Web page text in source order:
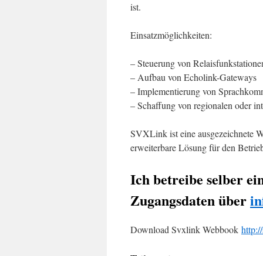
ist.
Einsatzmöglichkeiten:
– Steuerung von
– Aufbau von Echolink-Gateways
– Implementierung von
– Schaffung von regionalen oder
SVXLink ist eine ausgezeichnete
erweiterbare Lösung für den
Ich betreibe selber
Zugangsdaten über
Download Svxlink Webbook